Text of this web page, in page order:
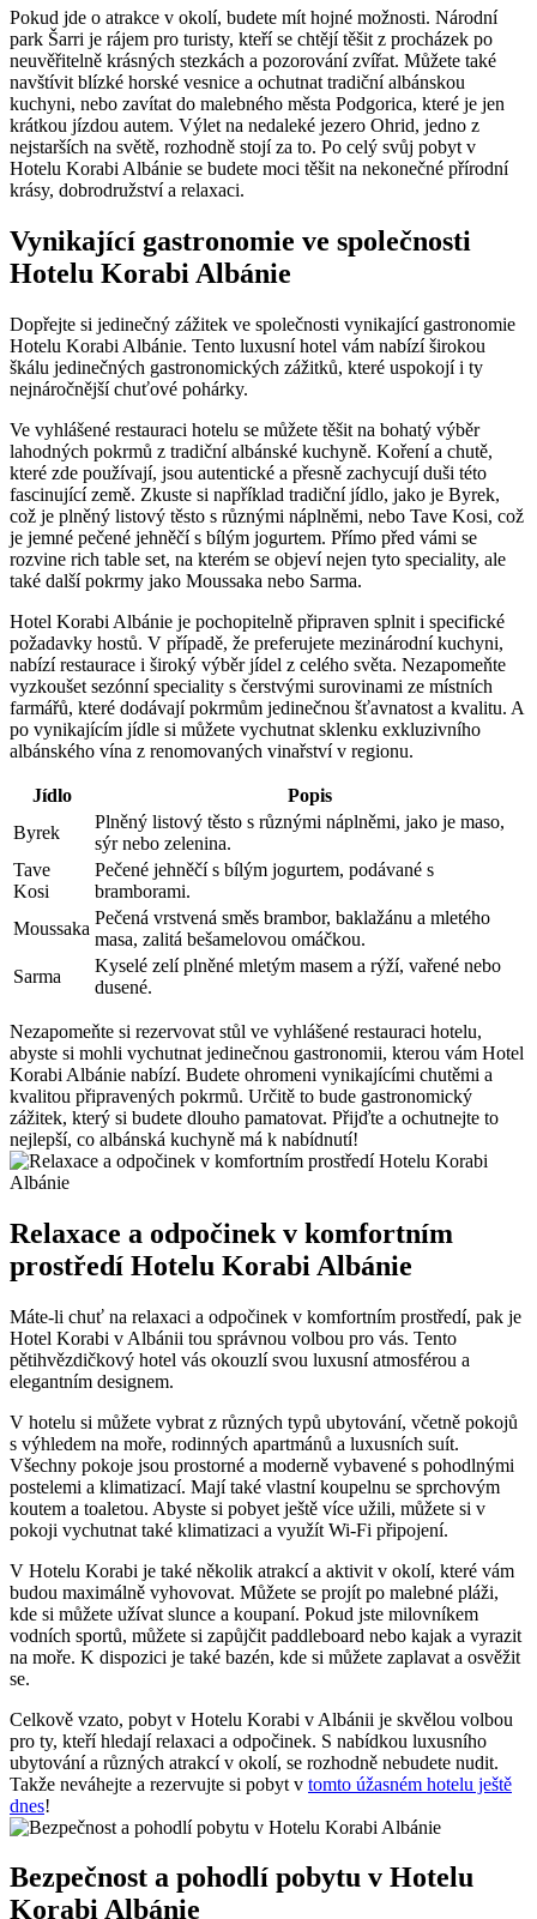
Pokud jde o atrakce v ‍okolí, budete mít hojné možnosti. Národní
park Šarri je⁤ rájem pro ⁢turisty, kteří se chtějí těšit z‌ procházek po
neuvěřitelně krásných ⁤stezkách ‌a⁢ pozorování ⁤zvířat. Můžete také
navštívit blízké horské vesnice a ochutnat⁢ tradiční albánskou
‌kuchyni,⁢ nebo zavítat do malebného města Podgorica, které je jen
krátkou ‌jízdou autem. Výlet na nedaleké jezero Ohrid,⁣ jedno z
nejstarších na ⁢světě, rozhodně stojí za to. Po celý svůj pobyt v
Hotelu Korabi Albánie ​se budete moci těšit na ‌nekonečné přírodní
krásy, dobrodružství a relaxaci.
Vynikající gastronomie ve ⁣společnosti
Hotelu Korabi Albánie
Dopřejte‍ si jedinečný ⁢zážitek ve ⁤společnosti ‍vynikající​ gastronomie
‌Hotelu ⁢Korabi Albánie. Tento luxusní⁤ hotel vám‌ nabízí širokou
škálu jedinečných gastronomických zážitků, které uspokojí i ty
nejnáročnější chuťové pohárky.
Ve ‍vyhlášené restauraci hotelu⁤ se můžete těšit na⁣ bohatý​ výběr⁤
lahodných pokrmů‌ z tradiční albánské‌ kuchyně. Koření a chutě,​
které ​zde‌ používají, jsou ‍autentické a ‍přesně zachycují duši této
fascinující ⁢země. Zkuste ‍si například tradiční jídlo, jako je Byrek,
což⁣ je plněný listový⁤ těsto​ s různými náplněmi, nebo Tave Kosi, ‌což
‌je jemné⁣ pečené ‍jehněčí s bílým jogurtem. Přímo ‍před vámi ‍se
rozvine rich table set, na kterém ​se objeví‍ nejen tyto speciality, ale
také⁢ další pokrmy jako Moussaka nebo Sarma.
Hotel ⁣Korabi Albánie je‍ pochopitelně připraven splnit i⁤ specifické
požadavky hostů. V případě, že preferujete​ mezinárodní ⁤kuchyni,
nabízí restaurace⁤ i široký​ výběr ‍jídel⁢ z celého světa. Nezapomeňte
vyzkoušet sezónní speciality⁣ s čerstvými ⁤surovinami​ ze místních​
farmářů, které dodávají pokrmům​ jedinečnou ​šťavnatost a kvalitu. A
po ⁤vynikajícím jídle si‌ můžete ​vychutnat sklenku exkluzivního​
albánského vína ‌z renomovaných ‌vinařství v⁢ regionu.
Jídlo
Popis
Byrek
Plněný listový⁤ těsto s⁤ různými náplněmi, jako ​je maso,‍
sýr nebo zelenina.
Tave
Kosi
Pečené jehněčí s‌ bílým jogurtem, podávané s
⁢bramborami.
Moussaka
Pečená vrstvená směs brambor, baklažánu⁢ a mletého
masa, zalitá bešamelovou omáčkou.
Sarma
Kyselé⁤ zelí plněné mletým​ masem a rýží, vařené nebo‍
dusené.
Nezapomeňte si rezervovat stůl‍ ve⁢ vyhlášené ⁢restauraci hotelu,
abyste si mohli vychutnat jedinečnou gastronomii, kterou vám‍ Hotel
Korabi Albánie nabízí.⁣ Budete ohromeni ‍vynikajícími chutěmi a⁤
kvalitou připravených pokrmů.⁤ Určitě to‍ bude gastronomický⁤
zážitek, ​který si⁣ budete dlouho⁤ pamatovat. Přijďte ⁢a ochutnejte ‌to⁤
nejlepší, co albánská ​kuchyně má k nabídnutí!
Relaxace a ⁤odpočinek v komfortním
prostředí Hotelu Korabi Albánie
Máte-li‌ chuť na ⁤relaxaci a odpočinek v komfortním prostředí, pak je
⁢Hotel Korabi v Albánii ⁢tou ⁤správnou volbou pro​ vás. Tento
‍pětihvězdičkový hotel vás okouzlí svou‍ luxusní ⁢atmosférou a
elegantním designem.
V hotelu si ⁣můžete vybrat z různých typů ubytování, včetně pokojů
s ⁤výhledem na moře,⁤ rodinných apartmánů a luxusních suít.
Všechny pokoje⁢ jsou prostorné a⁢ moderně vybavené ⁢s pohodlnými
postelemi⁣ a ‍klimatizací. Mají ⁢také vlastní koupelnu se sprchovým
koutem a toaletou. Abyste si pobyet ještě více užili, můžete si‍ v
⁤pokoji vychutnat také klimatizaci a‌ využít Wi-Fi připojení.
V ‍Hotelu⁤ Korabi​ je ⁢také několik atrakcí a aktivit v ​okolí, které ⁢vám
budou maximálně vyhovovat. Můžete se‌ projít po malebné pláži,
kde si můžete užívat ⁤slunce a koupaní. Pokud jste ⁢milovníkem
vodních sportů, můžete si zapůjčit paddleboard nebo kajak a vyrazit
na moře. K dispozici je také bazén, kde si můžete zaplavat a osvěžit
se.
Celkově⁢ vzato, ⁤pobyt v Hotelu Korabi v⁣ Albánii​ je ⁤skvělou volbou
pro ty,‌ kteří‍ hledají⁤ relaxaci a odpočinek. S nabídkou luxusního
ubytování a různých atrakcí v ⁢okolí, se ​rozhodně nebudete ‌nudit.
Takže neváhejte a rezervujte⁤ si pobyt v tomto úžasném hotelu ještě
dnes!
Bezpečnost ⁣a pohodlí ‌pobytu v Hotelu
Korabi Albánie